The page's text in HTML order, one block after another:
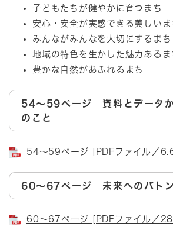
子どもたちが健やかに育つまち
安心・安全が実感できる美しいま
みんながみんなを大切にするまち
地域の特色を生かした魅力あるま
豊かな自然があふれるまち
54～59ページ 資料とデータか
のこと
54～59ページ [PDFファイル／
60～67ページ 未来へのバトン
60～67ページ [PDFファイル／